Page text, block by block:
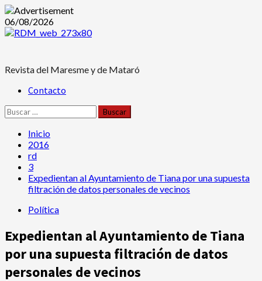
Saltar
al
06/08/2026
Revista del Maresme y de Mataró
Menú Contacto
Buscar:
Inicio
2016
rd
3
Expedientan al Ayuntamiento de Tiana por una supuesta
filtración de datos personales de vecinos
Política
Expedientan al Ayuntamiento de Tiana
por una supuesta filtración de datos
personales de vecinos